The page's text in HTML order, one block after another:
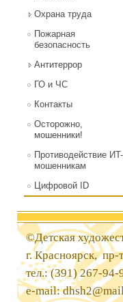
Охрана труда
Пожарная
безопасность
Антитеррор
ГО и ЧС
Контакты
Осторожно,
мошенники!
Противодействие ИT-
мошенникам
Цифровой ID
©Детская
г. Красноярск, пр-
тел.: (391) 267-94-
e-mail: